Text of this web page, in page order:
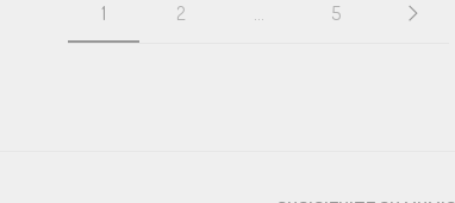
1 2 … 5